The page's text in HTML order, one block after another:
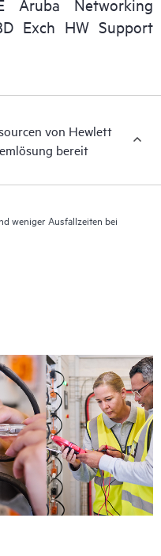
Care Exchange
Produkt- und
IT-Mitarbeiter
Aruba Networking
Exch HW Support
von Hewlett
bereit
weniger Ausfallzeiten bei